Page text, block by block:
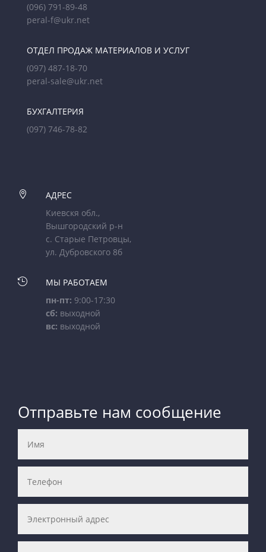
(096) 791-89-48
peral-f@ukr.net
ОТДЕЛ ПРОДАЖ МАТЕРИАЛОВ И УСЛУГ
(097) 487-18-70
peral-sale@ukr.net
БУХГАЛТЕРИЯ
(097) 746-78-82

АДРЕС
Киевскя обл.,
Вышгородский р-н
с. Старые Петровцы,
ул. Дубровского 8б

МЫ РАБОТАЕМ
пн-пт: 9:00-17:30
сб: выходной
вс: выходной
Отправьте нам сообщение